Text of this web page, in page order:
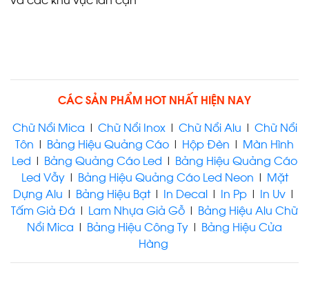
IN UV THUẬN AN | IN MICA -
IN TRÊN GỖ - INOX - ALU |
IN BẠT UV
IN UV BÌNH DƯƠNG
CÁC SẢN PHẨM HOT NHẤT HIỆN NAY
Chữ Nổi Mica | Chữ Nổi Inox| Chữ Nổi Alu | Chữ Nổi
Tôn | Bảng Hiệu Quảng Cáo | Hộp Đèn | Màn Hình
Led | Bảng Quảng Cáo Led | Bảng Hiệu Quảng Cáo
Led Vẫy| Bảng Hiệu Quảng Cáo Led Neon | Mặt
Dựng Alu | Bảng Hiệu Bạt | In Decal | In Pp | In Uv |
Tấm Giả Đá | Lam Nhựa Giả Gỗ | Bảng Hiệu Alu Chữ
Nổi Mica | Bảng Hiệu Công Ty | Bảng Hiệu Cửa
Hàng